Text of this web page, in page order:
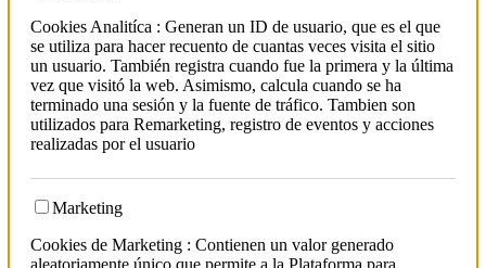
Cookies Analitíca : Generan un ID de usuario, que es el que
se utiliza para hacer recuento de cuantas veces visita el sitio
un usuario. También registra cuando fue la primera y la última
vez que visitó la web. Asimismo, calcula cuando se ha
terminado una sesión y la fuente de tráfico. Tambien son
utilizados para Remarketing, registro de eventos y acciones
realizadas por el usuario
Marketing
Cookies de Marketing : Contienen un valor generado
aleatoriamente único que permite a la Plataforma para